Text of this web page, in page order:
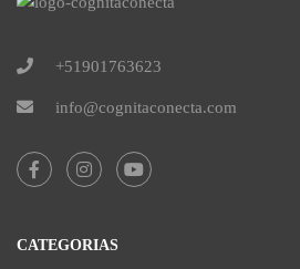
+51901763623
info@cognitaconecta.com
CATEGORIAS